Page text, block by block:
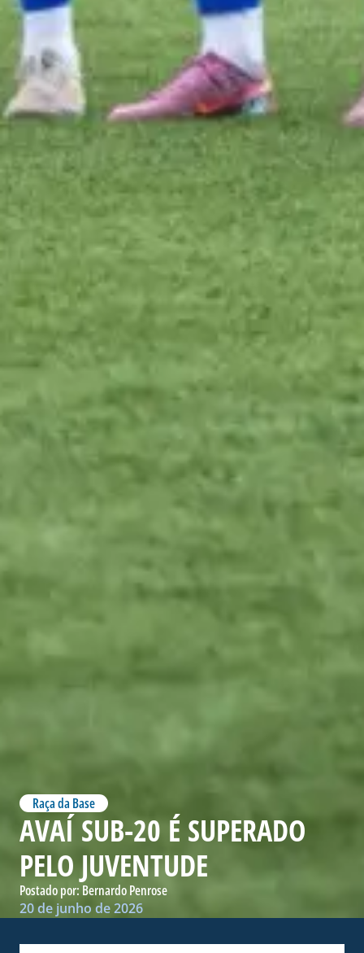
Raça da Base
AVAÍ SUB-20 É SUPERADO
PELO JUVENTUDE
Postado por: Bernardo Penrose
20 de junho de 2026